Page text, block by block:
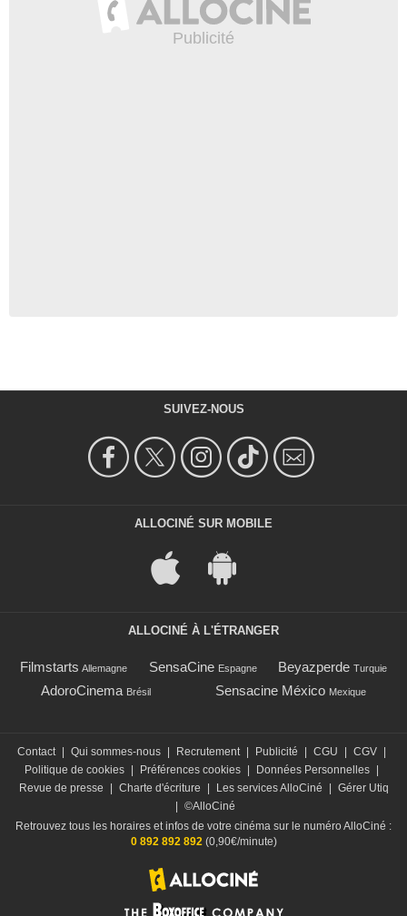
SUIVEZ-NOUS
ALLOCINÉ SUR MOBILE
ALLOCINÉ À L'ÉTRANGER
Filmstarts Allemagne SensaCine Espagne Beyazperde Turquie
AdoroCinema Brésil Sensacine México Mexique
Contact Qui sommes-nous Recrutement Publicité CGU CGV
Politique de cookies
Préférences cookies Données Personnelles
Revue de presse
Charte d'écriture Les services AlloCiné
Gérer Utiq
©AlloCiné
Retrouvez tous les horaires et infos de votre cinéma sur le numéro AlloCiné :
0 892 892 892(0,90€/minute)